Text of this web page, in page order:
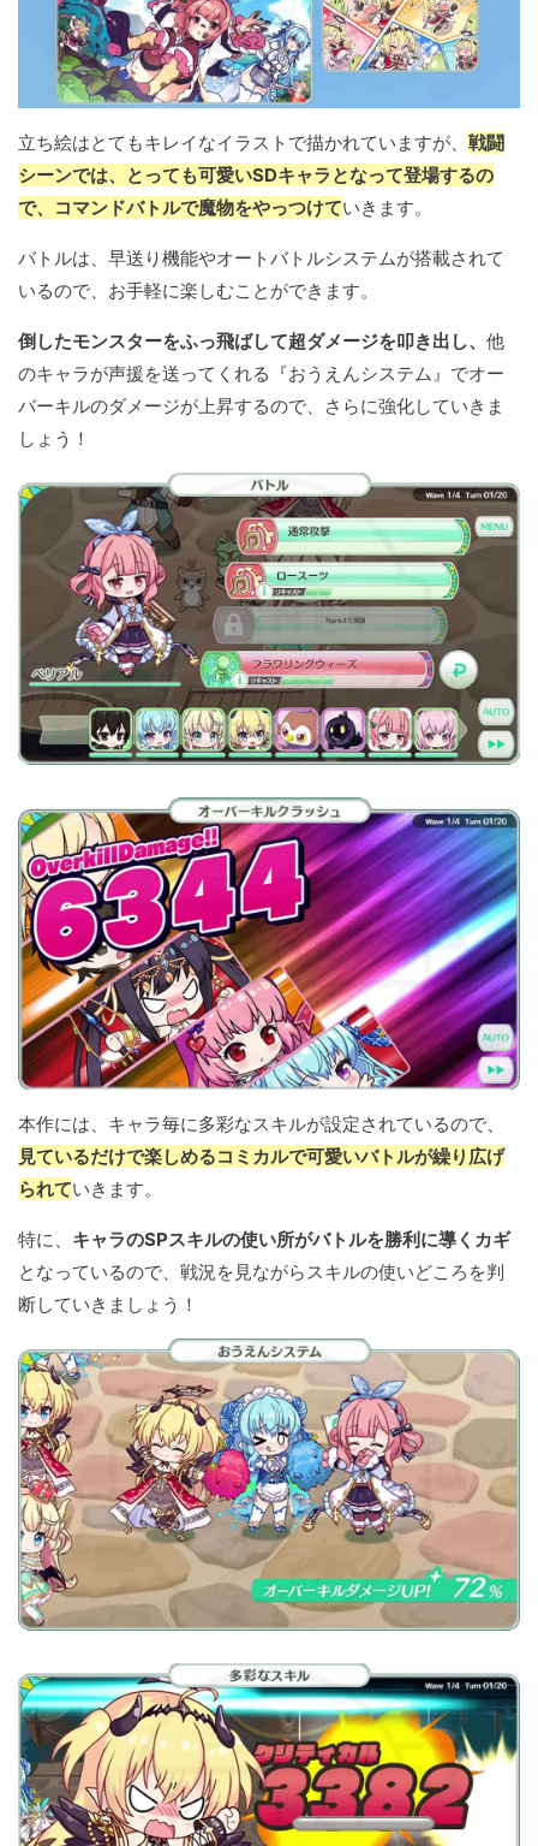
立ち絵はとてもキレイなイラストで描かれていますが、 戦闘
シーンでは、とっても可愛いSDキャラとなって登場するの
で、コマンドバトルで魔物をやっつけていきます。
バトルは、早送り機能やオートバトルシステムが搭載されて
いるので、お手軽に楽しむことができます。
倒したモンスターをふっ飛ばして超ダメージを叩き出し、 他
のキャラが声援を送ってくれる『おうえんシステム』でオー
バーキルのダメージが上昇するので、さらに強化していきま
しょう！
本作には、キャラ毎に多彩なスキルが設定されているので、
見ているだけで楽しめるコミカルで可愛いバトルが繰り広げ
られていきます。
特に、 キャラのSPスキルの使い所がバトルを勝利に導くカギ
となっているので、戦況を見ながらスキルの使いどころを判
断していきましょう！